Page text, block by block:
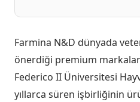
Farmina N&D dünyada
önerdiği premium
Federico II Üniversitesi
yıllarca süren işbirliğinin